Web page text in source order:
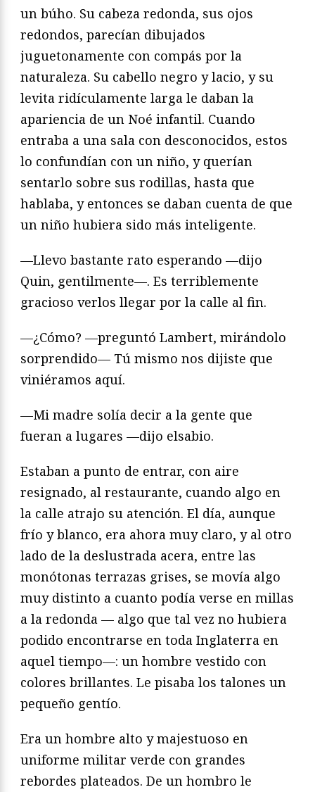
un búho. Su cabeza redonda, sus ojos
redondos, parecían dibujados
juguetonamente con compás por la
naturaleza. Su cabello negro y lacio, y su
levita ridículamente larga le daban la
apariencia de un Noé infantil. Cuando
entraba a una sala con desconocidos, estos
lo confundían con un niño, y querían
sentarlo sobre sus rodillas, hasta que
hablaba, y entonces se daban cuenta de que
un niño hubiera sido más inteligente.
—Llevo bastante rato esperando —dijo
Quin, gentilmente—. Es terriblemente
gracioso verlos llegar por la calle al fin.
—¿Cómo? —preguntó Lambert, mirándolo
sorprendido— Tú mismo nos dijiste que
viniéramos aquí.
—Mi madre solía decir a la gente que
fueran a lugares —dijo elsabio.
Estaban a punto de entrar, con aire
resignado, al restaurante, cuando algo en
la calle atrajo su atención. El día, aunque
frío y blanco, era ahora muy claro, y al otro
lado de la deslustrada acera, entre las
monótonas terrazas grises, se movía algo
muy distinto a cuanto podía verse en millas
a la redonda — algo que tal vez no hubiera
podido encontrarse en toda Inglaterra en
aquel tiempo—: un hombre vestido con
colores brillantes. Le pisaba los talones un
pequeño gentío.
Era un hombre alto y majestuoso en
uniforme militar verde con grandes
rebordes plateados. De un hombro le